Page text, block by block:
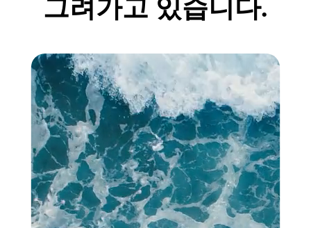
그려가고 있습니다.